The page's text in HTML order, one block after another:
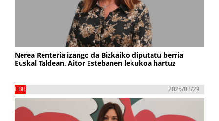
Nerea Renteria izango da Bizkaiko diputatu berria
Euskal Taldean, Aitor Estebanen lekukoa hartuz
EBB 2025/03/29